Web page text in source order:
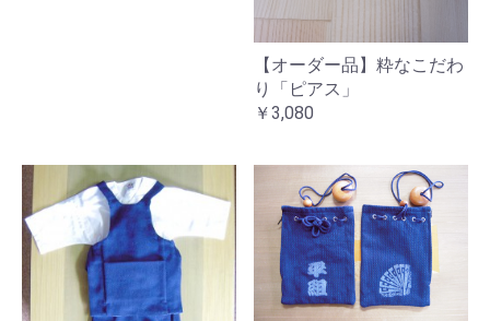
【オーダー品】粋なこだわ
り「ピアス」
￥3,080